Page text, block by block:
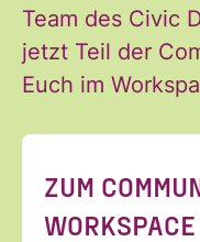
Team des Civic
jetzt Teil der
Euch im
ZUM
WORKSPACE